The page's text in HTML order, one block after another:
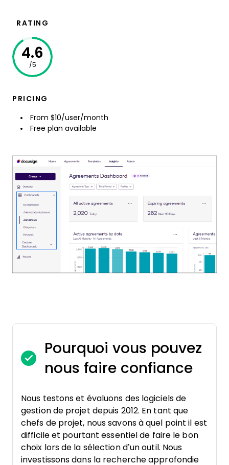
RATING
4.6
/5
PRICING
From $10/user/month
Free plan available
Pourquoi vous pouvez
nous faire confiance
Nous testons et évaluons des logiciels de
gestion de projet depuis 2012. En tant que
chefs de projet, nous savons à quel point il est
difficile et pourtant essentiel de faire le bon
choix lors de la sélection d’un outil. Nous
investissons dans la recherche approfondie